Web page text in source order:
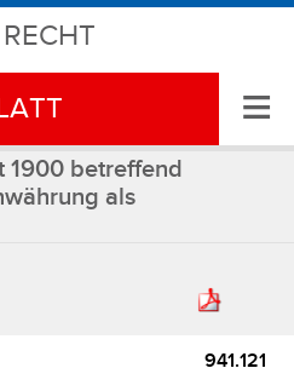
≡
1900 betreffend
als